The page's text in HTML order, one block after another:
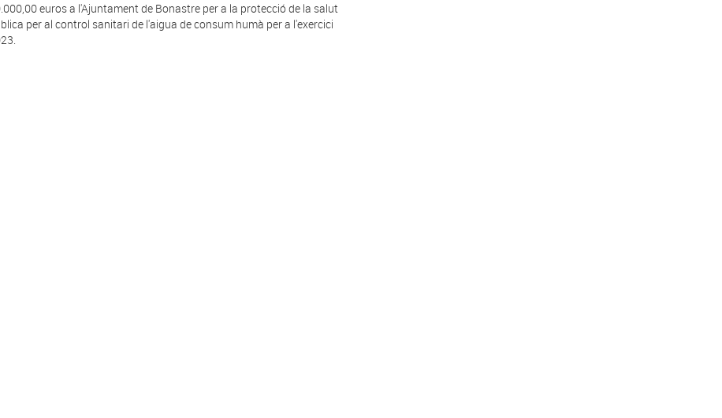
euros a l'Ajuntament de Bonastre per a la protecció de la salut
per al control sanitari de l'aigua de consum humà per a l'exercici